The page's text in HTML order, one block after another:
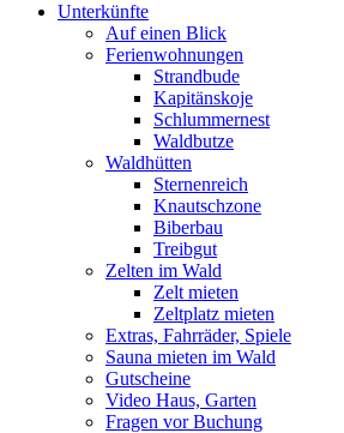
Unterkünfte
Auf einen Blick
Ferienwohnungen
Strandbude
Kapitänskoje
Schlummernest
Waldbutze
Waldhütten
Sternenreich
Knautschzone
Biberbau
Treibgut
Zelten im Wald
Zelt mieten
Zeltplatz mieten
Extras, Fahrräder, Spiele
Sauna mieten im Wald
Gutscheine
Video Haus, Garten
Fragen vor Buchung